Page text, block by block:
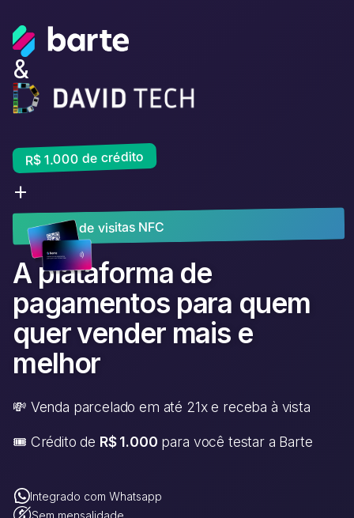
&
R$ 1.000 de crédito
+
cartão de visitas NFC
A plataforma de
pagamentos para quem
quer vender mais e
melhor
💸 Venda parcelado em até 21x e receba à vista
🎟️ Crédito de R$ 1.000 para você testar a Barte
Integrado com Whatsapp
Sem mensalidade